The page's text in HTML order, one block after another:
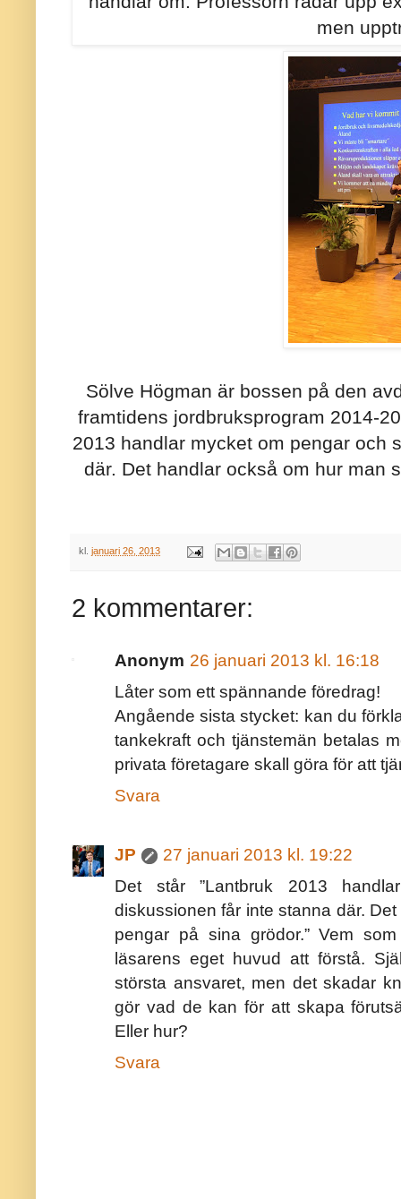
men
Sölve Högman är bossen på den
framtidens jordbruksprogram 2014-
2013 handlar mycket om pengar och
där. Det handlar också om hur man
kl. januari 26, 2013
2 kommentarer:
Anonym 26 januari 2013 kl. 16:18
Låter som ett spännande föredrag!
Angående sista stycket: kan du
tankekraft och tjänstemän betalas
privata företagare skall göra för att
Svara
JP
27 januari 2013 kl. 19:22
Det står ”Lantbruk 2013
diskussionen får inte stanna där.
pengar på sina grödor.” Vem
läsarens eget huvud att förstå.
största ansvaret, men det skadar
gör vad de kan för att skapa
Eller hur?
Svara